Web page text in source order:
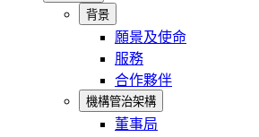
背景
願景及使命
服務
合作夥伴
機構管治架構
董事局